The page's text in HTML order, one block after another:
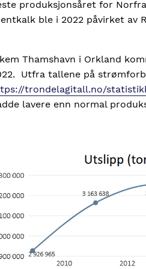
produksjonsåret for
ble i 2022 påvirket av
Thamshavn i Orkland
Utfra tallene på
trondelagitall.no/
lavere enn normal